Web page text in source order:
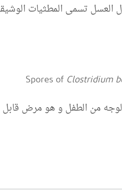
العسل تسمى المطثيات
Clostridium
من الطفل و هو مرض قابل